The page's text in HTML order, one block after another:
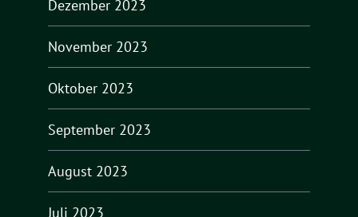
Dezember 2023
November 2023
Oktober 2023
September 2023
August 2023
Juli 2023